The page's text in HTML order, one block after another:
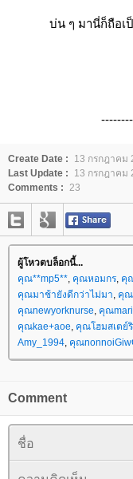
บ่น ๆ มานี่ก็ถือเ
Create Date :
13 กรกฎาคม
Last Update :
13 กรกฎาคม
Comments : 23
ผู้โหวตบล็อกนี้...
คุณ**mp5**, คุณหอมกร, คุ
คุณมาช้ายังดีกว่าไม่มา, คุณ
คุณnewyorknurse, คุณ
คุณkae+aoe, คุณโฮมสเตย์
Amy_1994, คุณ
Comment